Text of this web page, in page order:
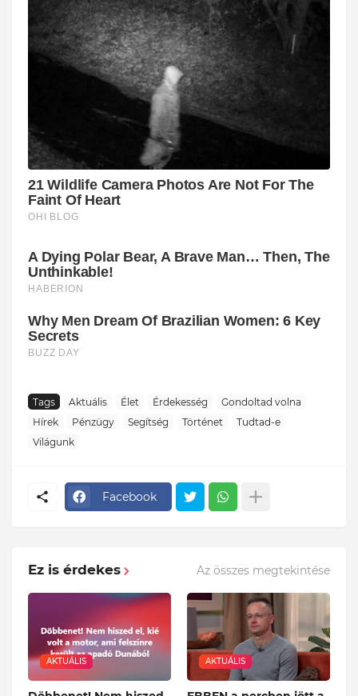
Tags Aktuális Élet Érdekesség
Gondoltad volna
Hírek
Pénzügy Segítség Történet
Tudtad-e
Világunk
Facebook
Ez is érdekes Az összes megtekintése
AKTUÁLIS AKTUÁLIS